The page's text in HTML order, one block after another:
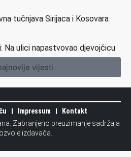
tučnjava Sirijaca i Kosovara
Na ulici napastvovao djevojčicu
vijesti
Impressum
Kontakt
Zabranjeno preuzimanje sadržaja
izdavača.